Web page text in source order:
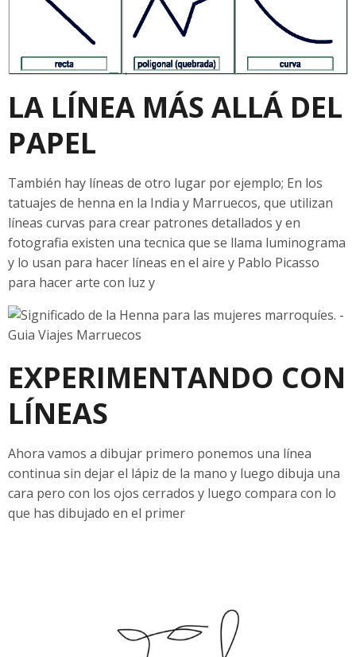
LA LÍNEA MÁS ALLÁ DEL
PAPEL
También hay líneas de otro lugar por ejemplo; En los
tatuajes de henna en la India y Marruecos, que utilizan
líneas curvas para crear patrones detallados y en
fotografia existen una tecnica que se llama luminograma
y lo usan para hacer líneas en el aire y Pablo Picasso
para hacer arte con luz y
EXPERIMENTANDO CON
LÍNEAS
Ahora vamos a dibujar primero ponemos una línea
continua sin dejar el lápiz de la mano y luego dibuja una
cara pero con los ojos cerrados y luego compara con lo
que has dibujado en el primer